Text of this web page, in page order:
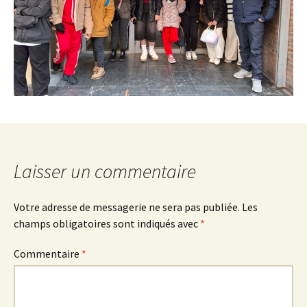
Laisser un commentaire
Votre adresse de messagerie ne sera pas publiée. Les
champs obligatoires sont indiqués avec *
Commentaire *